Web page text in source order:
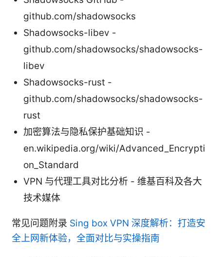
github.com/shadowsocks
Shadowsocks-libev -
github.com/shadowsocks/shadowsocks-
libev
Shadowsocks-rust -
github.com/shadowsocks/shadowsocks-
rust
加密算法与隐私保护基础知识 -
en.wikipedia.org/wiki/Advanced_Encrypti
on_Standard
VPN 与代理工具对比分析 - 维基百科及各大
技术媒体
常见问题附录 Sing box VPN 深度解析：打造安
全上网新体验，全面对比与实操指南